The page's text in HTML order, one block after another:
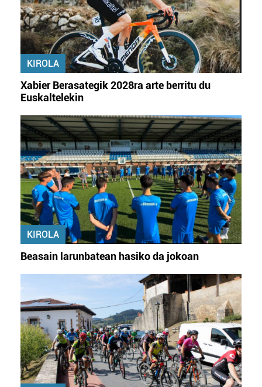
KIROLA
Xabier Berasategik 2028ra arte berritu du
Euskaltelekin
KIROLA
Beasain larunbatean hasiko da jokoan